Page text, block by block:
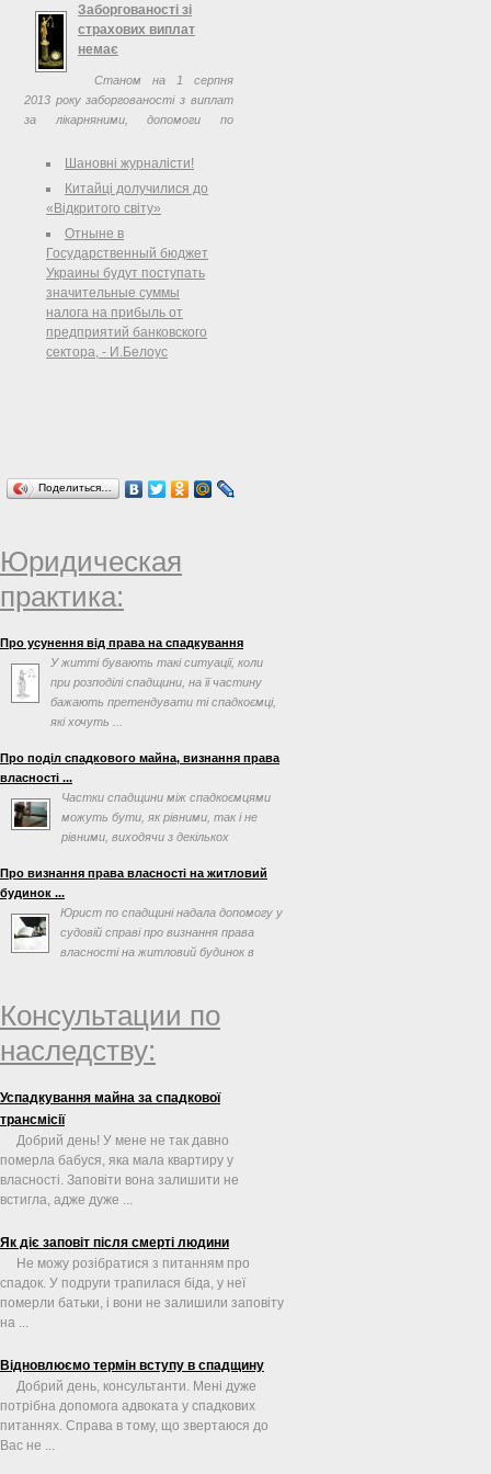
багатовимірна: будівлі, долі,
память, час
Заборгованості зі
страхових виплат
немає
Станом на 1 серпня
2013 року заборгованості з виплат
за лікарняними, допомоги по
шахтарських регіонах (регресних
року Державне ...
Шановні журналісти!
Китайці долучилися до
«Відкритого світу»
Отныне в
Государственный бюджет
Украины будут поступать
значительные суммы
налога на прибыль от
предприятий банковского
сектора, - И.Белоус
Поделиться…
Юридическая
практика:
Про усунення від права на спадкування
У житті бувають такі ситуації, коли
при розподілі спадщини, на її частину
бажають претендувати ті спадкоємці,
які хочуть ...
Про поділ спадкового майна, визнання права
власності ...
Частки спадщини між спадкоємцями
можуть бути, як рівними, так і не
рівними, виходячи з декількох
Про визнання права власності на житловий
будинок ...
Юрист по спадщині надала допомогу у
судовій справі про визнання права
власності на житловий будинок в
Консультации по
наследству:
Успадкування майна за спадкової
трансмісії
Добрий день! У мене не так давно
померла бабуся, яка мала квартиру у
власності. Заповіти вона залишити не
встигла, адже дуже ...
Як діє заповіт після смерті людини
Не можу розібратися з питанням про
спадок. У подруги трапилася біда, у неї
померли батьки, і вони не залишили заповіту
на ...
Відновлюємо термін вступу в спадщину
Добрий день, консультанти. Мені дуже
потрібна допомога адвоката у спадкових
питаннях. Справа в тому, що звертаюся до
Вас не ...